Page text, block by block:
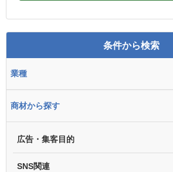
条件から検索
業種
商材から探す
広告・集客目的
SNS関連